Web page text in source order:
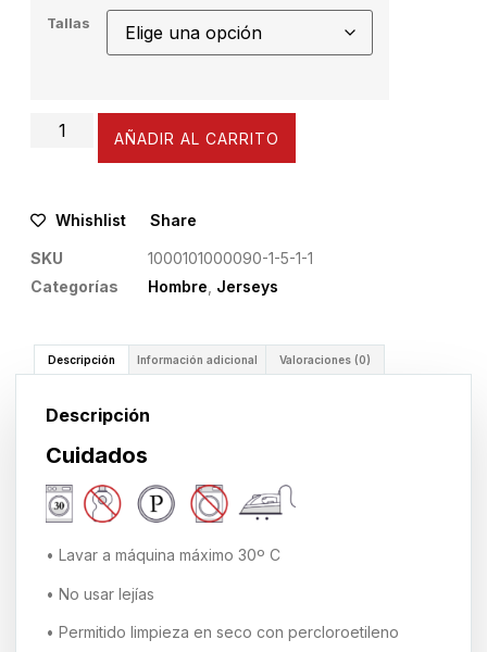
Tallas
AÑADIR AL CARRITO
Whishlist Share
SKU
1000101000090-1-5-1-1
Categorías
Hombre Jerseys
Descripción Información adicional Valoraciones (0)
Descripción
Cuidados
• Lavar a máquina máximo 30º C
• No usar lejías
• Permitido limpieza en seco con percloroetileno